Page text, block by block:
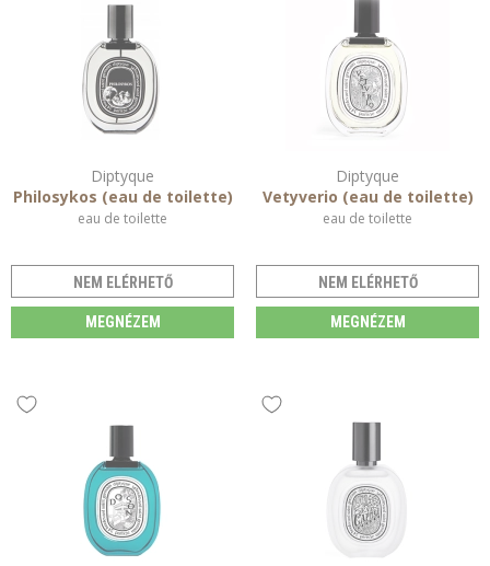
Diptyque
Philosykos (eau de toilette)
eau de toilette
NEM ELÉRHETŐ
MEGNÉZEM
Diptyque
Vetyverio (eau de toilette)
eau de toilette
NEM ELÉRHETŐ
MEGNÉZEM